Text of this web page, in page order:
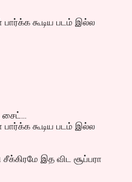
கூடிய படம் இல்ல
கூடிய படம் இல்ல
இத விட சூப்பரா